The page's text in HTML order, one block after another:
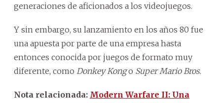
generaciones de aficionados a los videojuegos.
Y sin embargo, su lanzamiento en los años 80 fue
una apuesta por parte de una empresa hasta
entonces conocida por juegos de formato muy
diferente, como Donkey Kongo Super Mario Bros.
Nota relacionada: Modern Warfare II: Una